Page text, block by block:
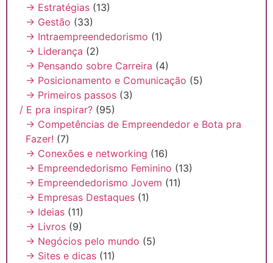
→ Estratégias (13)
→ Gestão (33)
→ Intraempreendedorismo (1)
→ Liderança (2)
→ Pensando sobre Carreira (4)
→ Posicionamento e Comunicação (5)
→ Primeiros passos (3)
/ E pra inspirar? (95)
→ Competências de Empreendedor e Bota pra
Fazer! (7)
→ Conexões e networking (16)
→ Empreendedorismo Feminino (13)
→ Empreendedorismo Jovem (11)
→ Empresas Destaques (1)
→ Ideias (11)
→ Livros (9)
→ Negócios pelo mundo (5)
→ Sites e dicas (11)